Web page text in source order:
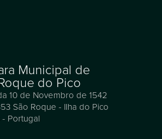
Municipal de
do Pico
10 de Novembro de 1542
São Roque - Ilha do Pico
Portugal